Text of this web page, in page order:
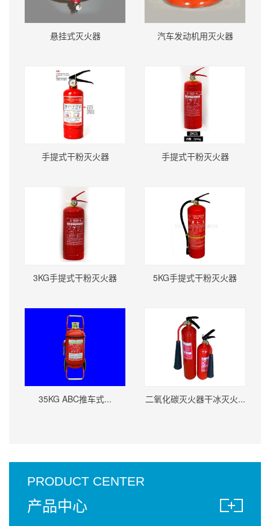
悬挂式灭火器 汽车发动机用灭火器
手提式干粉灭火器 手提式干粉灭火器
3KG手提式干粉灭火器 5KG手提式干粉灭火器
35KG ABC推车式... 二氧化碳灭火器干冰灭火...
PRODUCT CENTER
产品中心